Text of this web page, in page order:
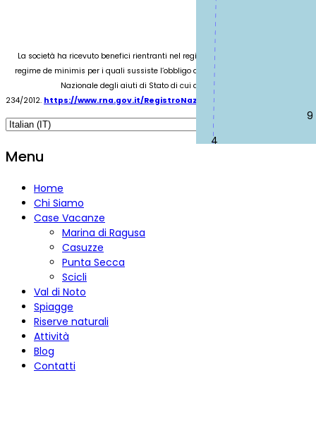
9
4
La società ha ricevuto benefici rientranti nel regime degli aiuti di Stato e nel
regime de minimis per i quali sussiste l’obbligo di pubblicazione nel Registro
Nazionale degli aiuti di Stato di cui all’art. 52 della L.
234/2012. https://www.rna.gov.it/RegistroNazionaleTrasparenza/
Menu
Home
Chi Siamo
Case Vacanze
Marina di Ragusa
Casuzze
Punta Secca
Scicli
Val di Noto
Spiagge
Riserve naturali
Attività
Blog
Contatti